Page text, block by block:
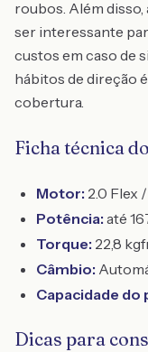
roubos. Além
ser interessante
custos em caso de
hábitos de direção
cobertura.
Ficha técnica
Motor: 2.0 Flex
Potência: até
Torque: 22,8
Câmbio:
Capacidade do
Dicas para